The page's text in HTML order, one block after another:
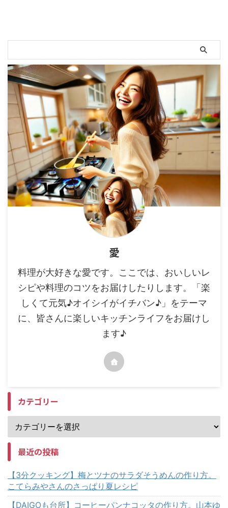
愛
料理が大好きな愛です。ここでは、おいしいレ
シピや料理のコツをお届けしたりします。「楽
しくて元気♪オイシイがイチバン♪」をテーマ
に、皆さんに楽しいキッチンライフをお届けし
ます♪
カテゴリー
最近の投稿
【3分クッキング】梅とツナのサラダそうめんの作り方。
こてらみやさんのさっぱり夏レシピ
【DAIGOも台所】コーヒーパンナコッタの作り方。山本ゆ